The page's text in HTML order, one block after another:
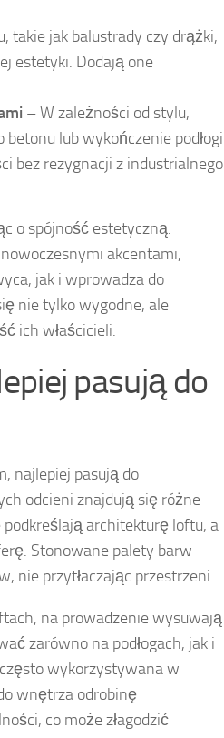
takie jak balustrady czy drążki,
estetyki. Dodają one
– W zależności od stylu,
lub wykończenie podłogi
bez rezygnacji z industrialnego
o spójność estetyczną.
akcentami,
jak i wprowadza do
nie tylko wygodne, ale
ich właścicieli.
pasują do
najlepiej pasują do
odcieni znajdują się różne
podkreślają architekturę loftu, a
Stonowane palety barw
nie przytłaczając przestrzeni.
na prowadzenie wysuwają
zarówno na podłogach, jak i
wykorzystywana w
wnętrza odrobinę
co może złagodzić